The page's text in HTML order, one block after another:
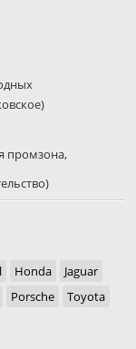
промзона,
Honda
Jaguar
Porsche
Toyota